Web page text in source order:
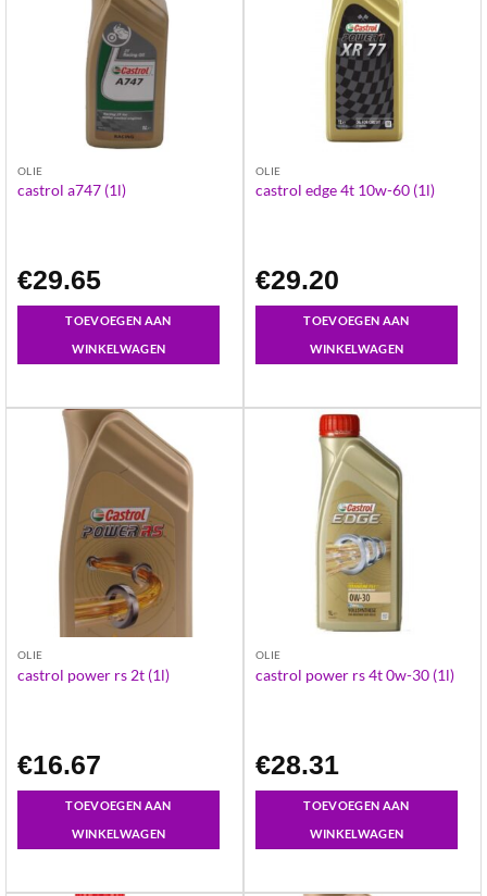
OLIE
castrol a747 (1l)
€29.65
TOEVOEGEN AAN
WINKELWAGEN
OLIE
castrol edge 4t 10w-60 (1l)
€29.20
TOEVOEGEN AAN
WINKELWAGEN
OLIE
castrol power rs 2t (1l)
€16.67
TOEVOEGEN AAN
WINKELWAGEN
OLIE
castrol power rs 4t 0w-30 (1l)
€28.31
TOEVOEGEN AAN
WINKELWAGEN